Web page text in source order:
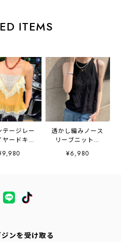
ITEMS
テージレー
ヤードキャ
ソール
透かし編みノース
リーブニット
2litr06520
¥6,980
ンを受け取る